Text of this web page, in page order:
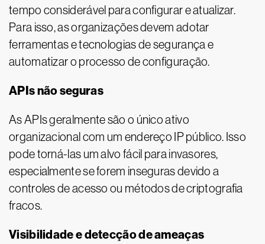
tempo considerável para configurar e atualizar.
Para isso, as organizações devem adotar
ferramentas e tecnologias de segurança e
automatizar o processo de configuração.
APIs não seguras
As APIs geralmente são o único ativo
organizacional com um endereço IP público. Isso
pode torná-las um alvo fácil para invasores,
especialmente se forem inseguras devido a
controles de acesso ou métodos de criptografia
fracos.
Visibilidade e detecção de ameaças